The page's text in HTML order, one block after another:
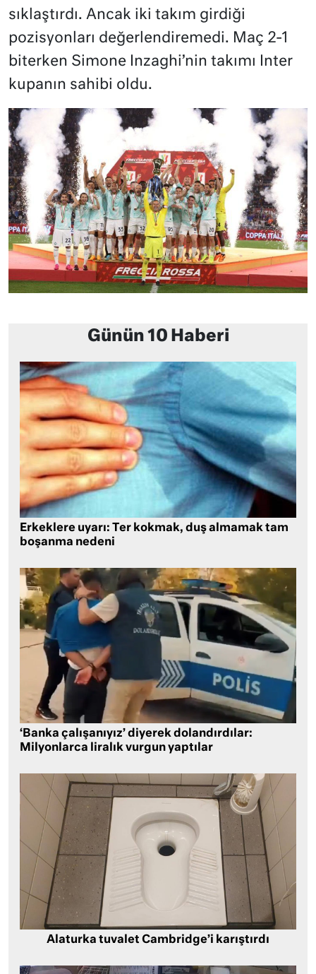
sıklaştırdı. Ancak iki takım girdiği
pozisyonları değerlendiremedi. Maç 2-1
biterken Simone Inzaghi’nin takımı Inter
kupanın sahibi oldu.
Günün 10 Haberi
Erkeklere uyarı: Ter kokmak, duş almamak tam
boşanma nedeni
‘Banka çalışanıyız’ diyerek dolandırdılar:
Milyonlarca liralık vurgun yaptılar
Alaturka tuvalet Cambridge’i karıştırdı